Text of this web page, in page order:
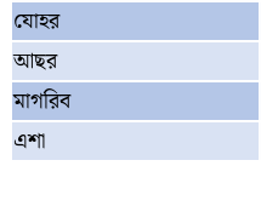
যোহর
আছর
মাগরিব
এশা